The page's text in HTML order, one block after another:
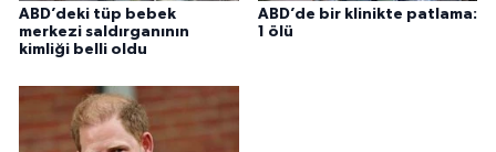
ABD’deki tüp bebek
merkezi saldırganının
kimliği belli oldu
ABD’de bir klinikte patlama:
1 ölü